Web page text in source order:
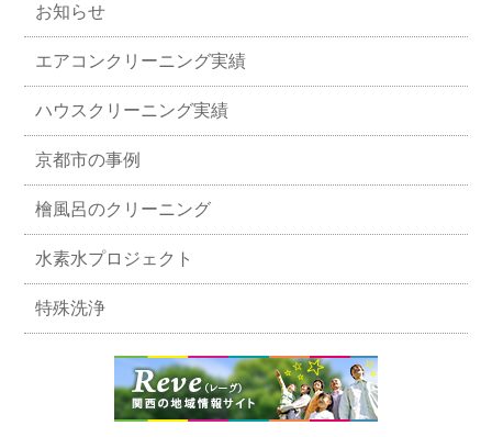
お知らせ
エアコンクリーニング実績
ハウスクリーニング実績
京都市の事例
檜風呂のクリーニング
水素水プロジェクト
特殊洗浄